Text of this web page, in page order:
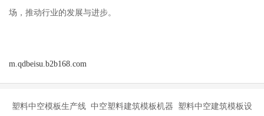
场，推动行业的发展与进步。
m.qdbeisu.b2b168.com
塑料中空模板生产线 中空塑料建筑模板机器 塑料中空建筑模板设